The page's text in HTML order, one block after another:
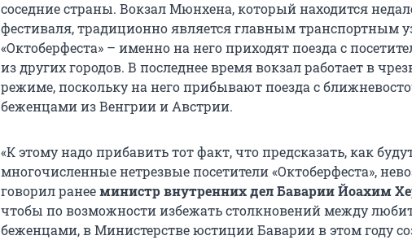
соседние страны. Вокзал Мюнхена, который находится
фестиваля, традиционно является главным транспортным
«Октоберфеста» – именно на него приходят поезда с
из других городов. В последнее время вокзал работает в
режиме, поскольку на него прибывают поезда с
беженцами из Венгрии и Австрии.
«К этому надо прибавить тот факт, что предсказать, как
многочисленные нетрезвые посетители «Октоберфеста»,
говорил ранееминистр внутренних дел Баварии Йоахим
чтобы по возможности избежать столкновений между
беженцами, в Министерстве юстиции Баварии в этом году